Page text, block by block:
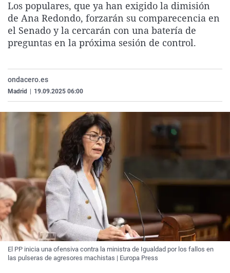
La rosa de los vientos
Gente viajera
Como el perro y el
Caso
Retornados
Equipo de
Extremadura
Galicia
La Rioja
Virales
Televisión
Elecciones
Los populares, que ya han exigido la dimisión
de Ana Redondo, forzarán su comparecencia en
el Senado y la cercarán con una batería de
preguntas en la próxima sesión de control.
ondacero.es
Madrid 19.09.2025 06:00
El PP inicia una ofensiva contra la ministra de Igualdad por los fallos en
las pulseras de agresores machistas | Europa Press